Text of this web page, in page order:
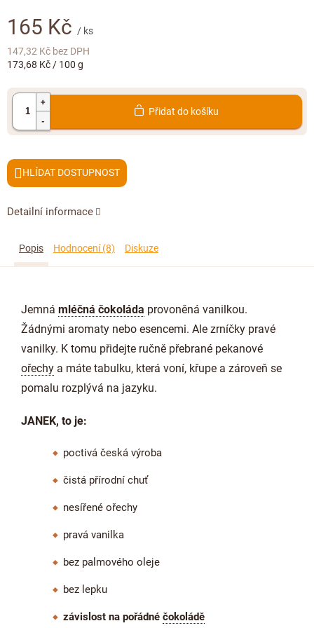
165 Kč / ks
147,32 Kč bez DPH
Měrná
173,68 Kč / 100 g
Přidat do košíku
Detailní informace
HLÍDAT
Popis Hodnocení (8) Diskuze
Jemná mléčná čokoláda provoněná vanilkou.
Žádnými aromaty nebo esencemi. Ale zrníčky pravé
vanilky. K tomu přidejte ručně přebrané pekanové
ořechy a máte tabulku, která voní, křupe a zároveň se
pomalu rozplývá na jazyku.
JANEK, to je:
poctivá česká výroba
čistá přírodní chuť
nesířené ořechy
pravá vanilka
bez palmového oleje
bez lepku
závislost na pořádné čokoládě